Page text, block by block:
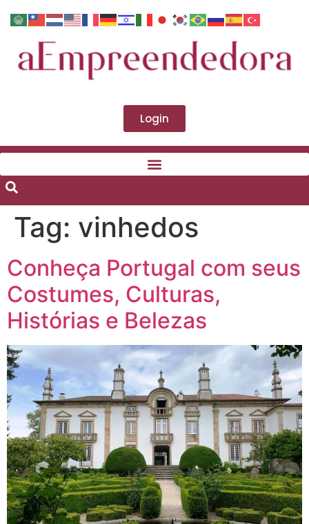
Login
Tag: vinhedos
Conheça Portugal com seus
Costumes, Culturas,
Histórias e Belezas